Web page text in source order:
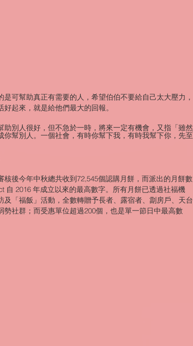
是可幫助真正有需要的人，希望伯伯不要給自己太大壓力，
起來，就是給他們最大的回報。
助別人很好，但不急於一時，將來一定有機會，又指「雖然
幫別人。一個社會，有時你幫下我，有時我幫下你，先至
核後今年中秋總共收到72,545個認購月餅，而派出的月餅數
自 2016 年成立以來的最高數字。所有月餅已透過社福機
「福飯」活動，全數轉贈予長者、露宿者、劏房戶、天台
勢社群；而受惠單位超過200個，也是單一節日中最高數